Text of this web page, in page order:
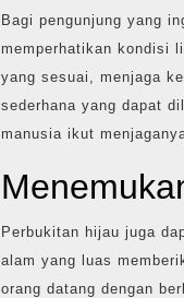
Bagi pengunjung yang
memperhatikan kondisi
yang sesuai, menjaga
sederhana yang dapat
manusia ikut
Perbukitan hijau juga
alam yang luas
orang datang dengan